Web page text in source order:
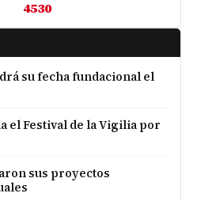
4530
su fecha fundacional el
el Festival de la Vigilia por
sus proyectos